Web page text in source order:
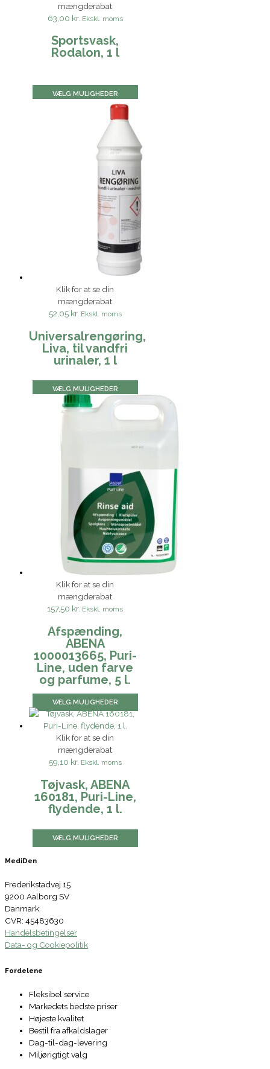
mængderabat
63,00 kr. Ekskl. moms
Sportsvask,
Rodalon, 1 l
VÆLG MULIGHEDER
Klik for at se din
mængderabat
52,05 kr. Ekskl. moms
Universalrengøring,
Liva, til vandfri
urinaler, 1 l
VÆLG MULIGHEDER
Klik for at se din
mængderabat
157,50 kr. Ekskl. moms
Afspænding,
ABENA
1000013665, Puri-
Line, uden farve
og parfume, 5 l.
VÆLG MULIGHEDER
Klik for at se din
mængderabat
59,10 kr. Ekskl. moms
Tøjvask, ABENA
160181, Puri-Line,
flydende, 1 l.
VÆLG MULIGHEDER
MediDen
Frederikstadvej 15
9200 Aalborg SV
Danmark
CVR: 45483630
Handelsbetingelser
Data- og Cookiepolitik
Fordelene
Fleksibel service
Markedets bedste priser
Højeste kvalitet
Bestil fra afkaldslager
Dag-til-dag-levering
Miljørigtigt valg